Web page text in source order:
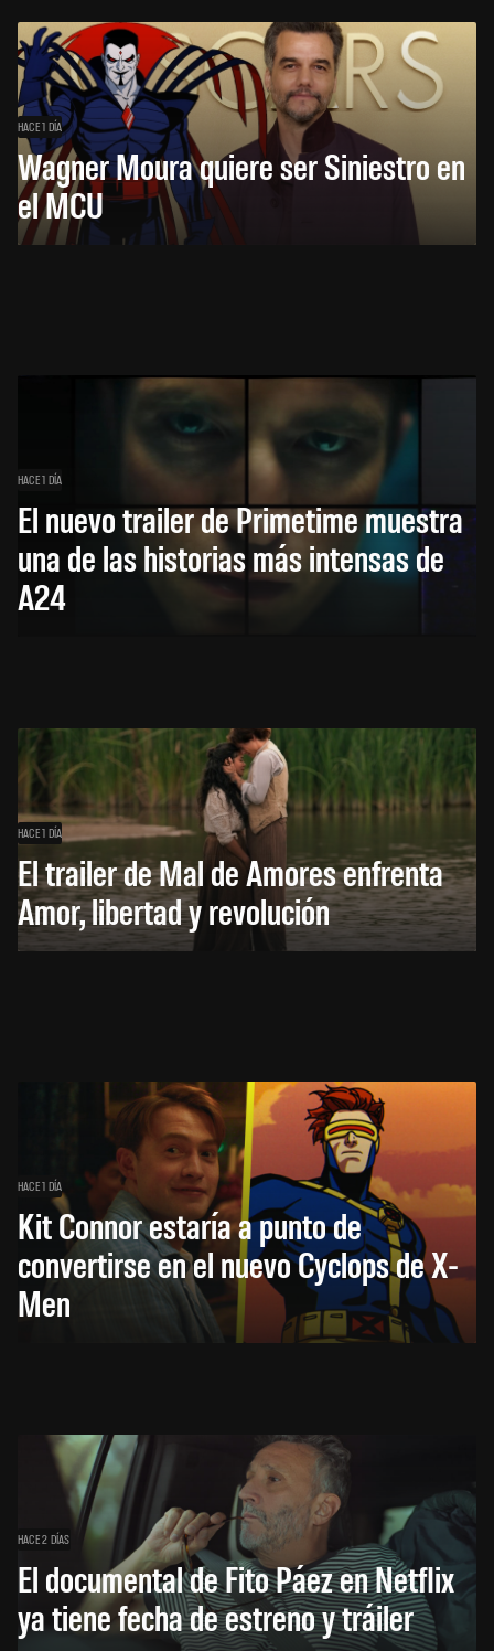
HACE 1 DÍA
Wagner Moura quiere ser Siniestro en
el MCU
HACE 1 DÍA
El nuevo trailer de Primetime muestra
una de las historias más intensas de
A24
HACE 1 DÍA
El trailer de Mal de Amores enfrenta
Amor, libertad y revolución
HACE 1 DÍA
Kit Connor estaría a punto de
convertirse en el nuevo Cyclops de X-
Men
HACE 2 DÍAS
El documental de Fito Páez en Netflix
ya tiene fecha de estreno y tráiler